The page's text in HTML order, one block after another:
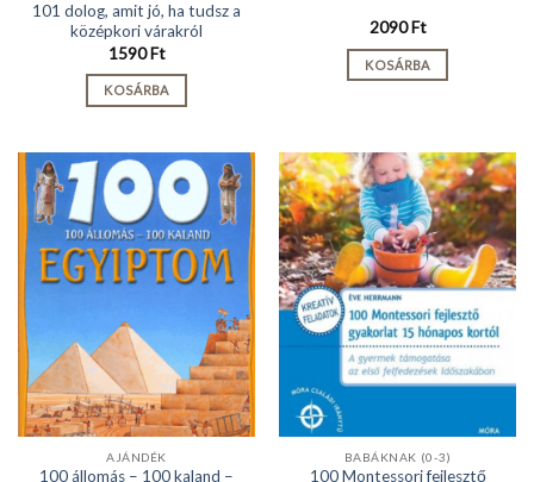
101 dolog, amit jó, ha tudsz a
középkori várakról
1590Ft
KOSÁRBA
2090Ft
KOSÁRBA
AJÁNDÉK
100 állomás – 100 kaland –
BABÁKNAK (0-3)
100 Montessori fejlesztő